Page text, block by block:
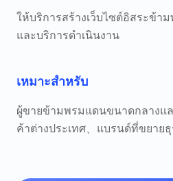
ให้บริการสร้างเว็บไซต์อิสระข้า
และบริการดำเนินงาน
เหมาะสำหรับ
ผู้ขายข้ามพรมแดนขนาดกลางแ
ค้าต่างประเทศ、แบรนด์ที่ขยาย